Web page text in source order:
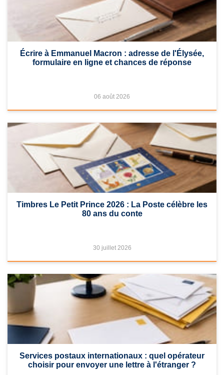
Écrire à Emmanuel Macron : adresse de l'Élysée,
formulaire en ligne et chances de réponse
06 août 2026
Timbres Le Petit Prince 2026 : La Poste célèbre les
80 ans du conte
30 juillet 2026
Services postaux internationaux : quel opérateur
choisir pour envoyer une lettre à l'étranger ?